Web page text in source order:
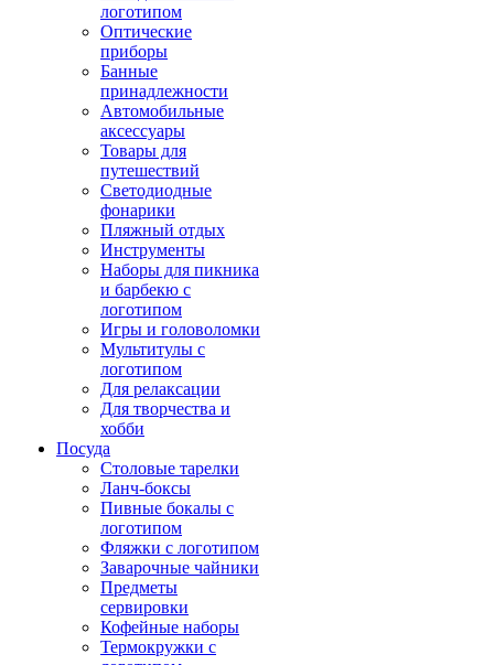
логотипом
Оптические
приборы
Банные
принадлежности
Автомобильные
аксессуары
Товары для
путешествий
Светодиодные
фонарики
Пляжный отдых
Инструменты
Наборы для пикника
и барбекю с
логотипом
Игры и головоломки
Мультитулы с
логотипом
Для релаксации
Для творчества и
хобби
Посуда
Столовые тарелки
Ланч-боксы
Пивные бокалы с
логотипом
Фляжки с логотипом
Заварочные чайники
Предметы
сервировки
Кофейные наборы
Термокружки с